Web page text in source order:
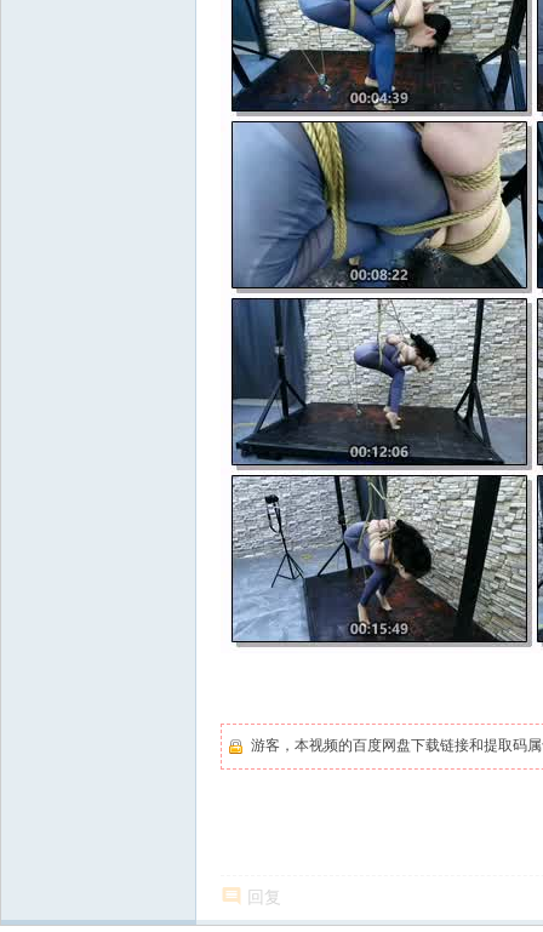
游客，本视频的百度网盘下载链接和提取码
回复